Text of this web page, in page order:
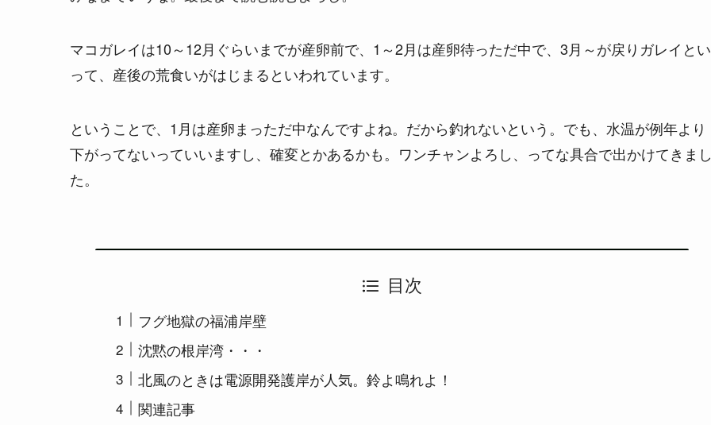
マコガレイは10～12月ぐらいまでが産卵前で、1～2月は産卵待っただ中で、3月～が戻りガレイとい
って、産後の荒食いがはじまるといわれています。
ということで、1月は産卵まっただ中なんですよね。だから釣れないという。でも、水温が例年より
下がってないっていいますし、確変とかあるかも。ワンチャンよろし、ってな具合で出かけてきまし
た。
目次
フグ地獄の福浦岸壁
沈黙の根岸湾・・・
北風のときは電源開発護岸が人気。鈴よ鳴れよ！
関連記事